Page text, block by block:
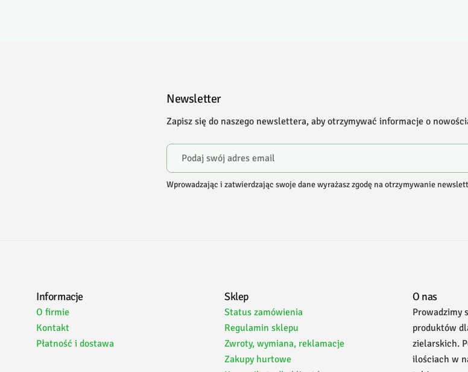
Newsletter
Zapisz się do naszego newslettera, aby otrzymywać informacje o
Wprowadzając i zatwierdzając swoje dane wyrażasz zgodę na otrzymywanie
Informacje
O firmie
Kontakt
Płatność i dostawa
Sklep
Status zamówienia
Regulamin sklepu
Zwroty, wymiana, reklamacje
Zakupy hurtowe
O nas
Prowadzimy
produktów
zielarskich.
ilościach w